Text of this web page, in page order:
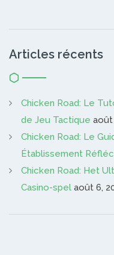
Articles récents
Chicken Road: Le
de Jeu Tactique août
Chicken Road: Le
Établissement
Chicken Road: Het
Casino-spel août 6,